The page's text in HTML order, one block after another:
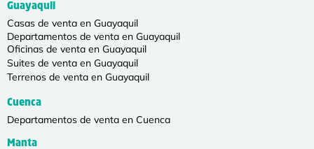
Guayaquil
Casas de venta en Guayaquil
Departamentos de venta en Guayaquil
Oficinas de venta en Guayaquil
Suites de venta en Guayaquil
Terrenos de venta en Guayaquil
Cuenca
Departamentos de venta en Cuenca
Manta